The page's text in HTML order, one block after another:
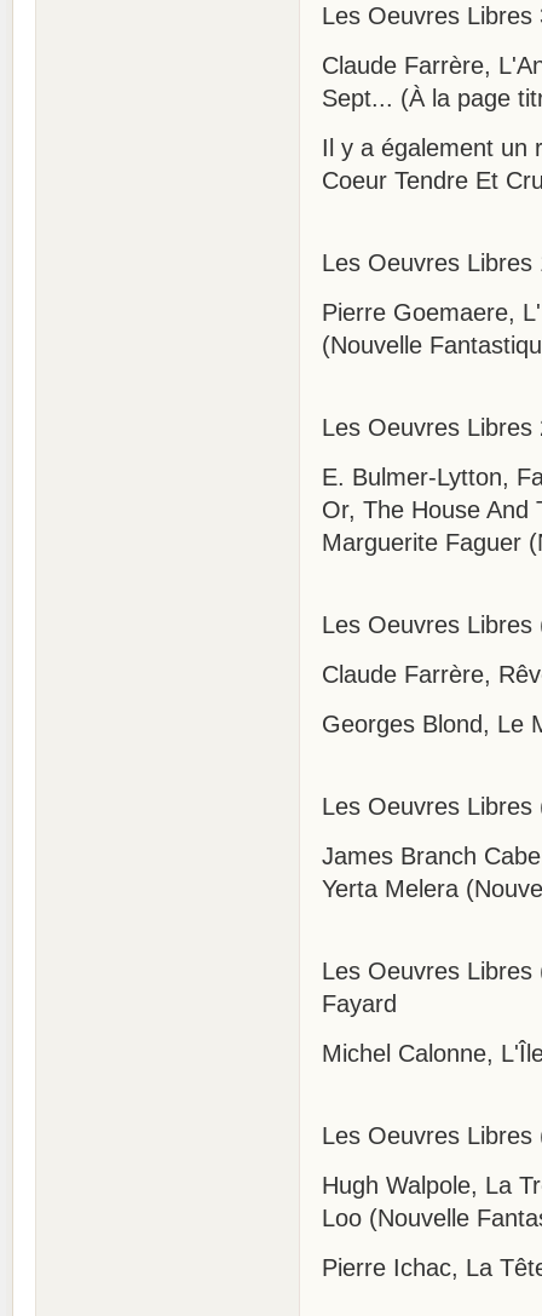
Les Oeuvres
Claude Farrère,
Sept... (À la page
Il y a également un
Coeur Tendre Et
Les Oeuvres
Pierre Goemaere,
(Nouvelle
Les Oeuvres
E. Bulmer-Lytton,
Or, The House And
Marguerite Faguer
Les Oeuvres
Claude Farrère,
Georges Blond, Le
Les Oeuvres Libres
James Branch
Yerta Melera
Les Oeuvres Libres
Fayard
Michel Calonne,
Les Oeuvres
Hugh Walpole, La
Loo (Nouvelle
Pierre Ichac, La